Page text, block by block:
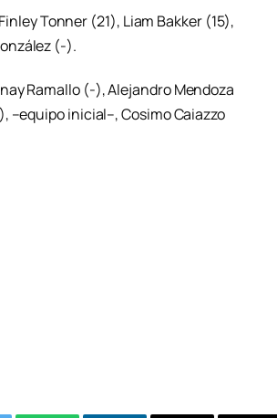
Tonner (21), Liam Bakker (15),
(-).
Ramallo (-), Alejandro Mendoza
–equipo inicial–, Cosimo Caiazzo